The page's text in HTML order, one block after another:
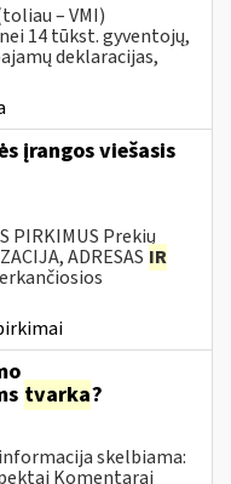
– VMI)
14 tūkst. gyventojų,
deklaracijas,
įrangos viešasis
PIRKIMUS Prekių
ADRESAS IR
tvarka?
skelbiama:
Komentarai